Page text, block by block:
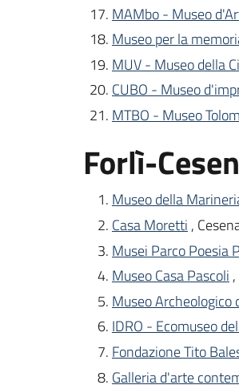
MAMbo - Museo
Museo per la
MUV - Museo della
CUBO - Museo
MTBO - Museo
Forlì-
Museo della
Casa Moretti ,
Musei Parco Poesia
Museo Casa Pascoli
Museo Archeologico
IDRO - Ecomuseo
Fondazione Tito
Galleria d'arte